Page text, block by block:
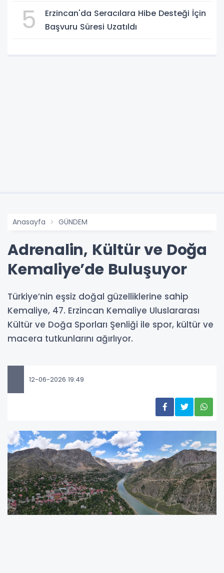
5
Erzincan'da Seracılara Hibe Desteği İçin
Başvuru Süresi Uzatıldı
Anasayfa GÜNDEM
Adrenalin, Kültür ve Doğa
Kemaliye’de Buluşuyor
Türkiye’nin eşsiz doğal güzelliklerine sahip
Kemaliye, 47. Erzincan Kemaliye Uluslararası
Kültür ve Doğa Sporları Şenliği ile spor, kültür ve
macera tutkunlarını ağırlıyor.
12-06-2026 19:49